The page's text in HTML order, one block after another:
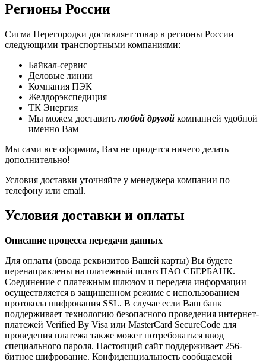
Регионы России
Сигма Перегородки доставляет товар в регионы России
следующими транспортными компаниями:
Байкал-сервис
Деловые линии
Компания ПЭК
Желдорэкспедиция
ТК Энергия
Мы можем доставитьлюбой другой компанией удобной
именно Вам
Мы сами все оформим, Вам не придется ничего делать
дополнительно!
Условия доставки уточняйте у менеджера компании по
телефону или email.
Условия доставки и оплаты
Описание процесса передачи данных
Для оплаты (ввода реквизитов Вашей карты) Вы будете
перенаправлены на платежный шлюз ПАО СБЕРБАНК.
Соединение с платежным шлюзом и передача информации
осуществляется в защищенном режиме с использованием
протокола шифрования SSL. В случае если Ваш банк
поддерживает технологию безопасного проведения интернет-
платежей Verified By Visa или MasterCard SecureCode для
проведения платежа также может потребоваться ввод
специального пароля. Настоящий сайт поддерживает 256-
битное шифрование. Конфиденциальность сообщаемой